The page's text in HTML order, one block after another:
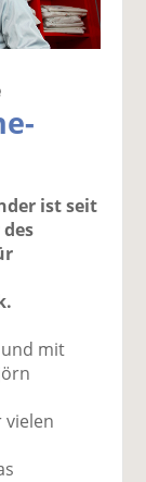
ist seit
mit